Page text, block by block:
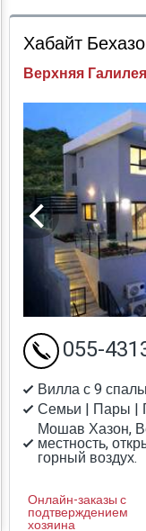
Проверка цен
Хабайт
Верхняя
Вилла с 9
Семьи | Пары |
Мошав Хазон,
местность,
горный воздух.
Онлайн-заказы с
подтверждением
хозяина
055-